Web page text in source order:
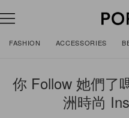
FASHION ACCESSORIES
你 Follow 她們了
洲時尚